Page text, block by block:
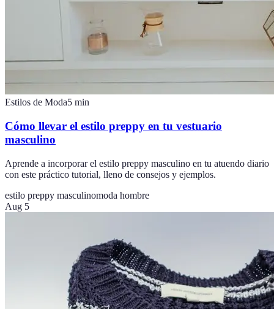
Estilos de Moda5 min
Cómo llevar el estilo preppy en tu vestuario
masculino
Aprende a incorporar el estilo preppy masculino en tu atuendo diario
con este práctico tutorial, lleno de consejos y ejemplos.
estilo preppy masculinomoda hombre
Aug 5